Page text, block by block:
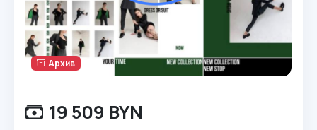
Архив
19 509 BYN